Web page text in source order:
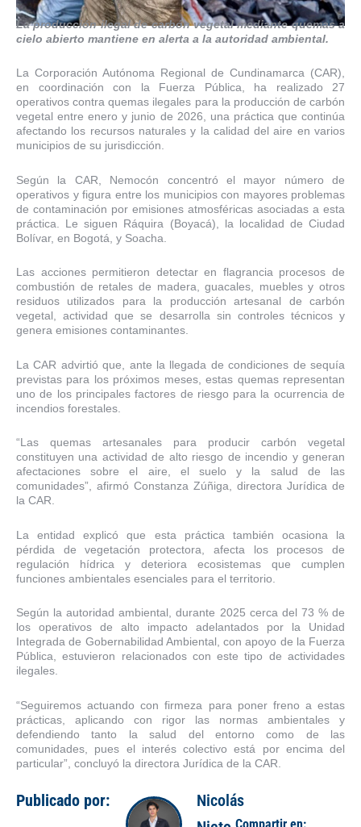
La producción ilegal de carbón vegetal mediante quemas a
cielo abierto mantiene en alerta a la autoridad ambiental.
La Corporación Autónoma Regional de Cundinamarca (CAR),
en coordinación con la Fuerza Pública, ha realizado 27
operativos contra quemas ilegales para la producción de carbón
vegetal entre enero y junio de 2026, una práctica que continúa
afectando los recursos naturales y la calidad del aire en varios
municipios de su jurisdicción.
Según la CAR, Nemocón concentró el mayor número de
operativos y figura entre los municipios con mayores problemas
de contaminación por emisiones atmosféricas asociadas a esta
práctica. Le siguen Ráquira (Boyacá), la localidad de Ciudad
Bolívar, en Bogotá, y Soacha.
Las acciones permitieron detectar en flagrancia procesos de
combustión de retales de madera, guacales, muebles y otros
residuos utilizados para la producción artesanal de carbón
vegetal, actividad que se desarrolla sin controles técnicos y
genera emisiones contaminantes.
La CAR advirtió que, ante la llegada de condiciones de sequía
previstas para los próximos meses, estas quemas representan
uno de los principales factores de riesgo para la ocurrencia de
incendios forestales.
“Las quemas artesanales para producir carbón vegetal
constituyen una actividad de alto riesgo de incendio y generan
afectaciones sobre el aire, el suelo y la salud de las
comunidades”, afirmó Constanza Zúñiga, directora Jurídica de
la CAR.
La entidad explicó que esta práctica también ocasiona la
pérdida de vegetación protectora, afecta los procesos de
regulación hídrica y deteriora ecosistemas que cumplen
funciones ambientales esenciales para el territorio.
Según la autoridad ambiental, durante 2025 cerca del 73 % de
los operativos de alto impacto adelantados por la Unidad
Integrada de Gobernabilidad Ambiental, con apoyo de la Fuerza
Pública, estuvieron relacionados con este tipo de actividades
ilegales.
“Seguiremos actuando con firmeza para poner freno a estas
prácticas, aplicando con rigor las normas ambientales y
defendiendo tanto la salud del entorno como de las
comunidades, pues el interés colectivo está por encima del
particular”, concluyó la directora Jurídica de la CAR.
Publicado por:
Nicolás